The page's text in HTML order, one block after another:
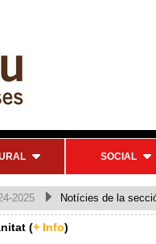
SOCIAL
2025 Notícies de la
(+ Info)